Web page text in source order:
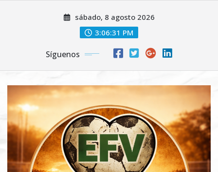
sábado, 8 agosto 2026
3:06:33 PM
Síguenos